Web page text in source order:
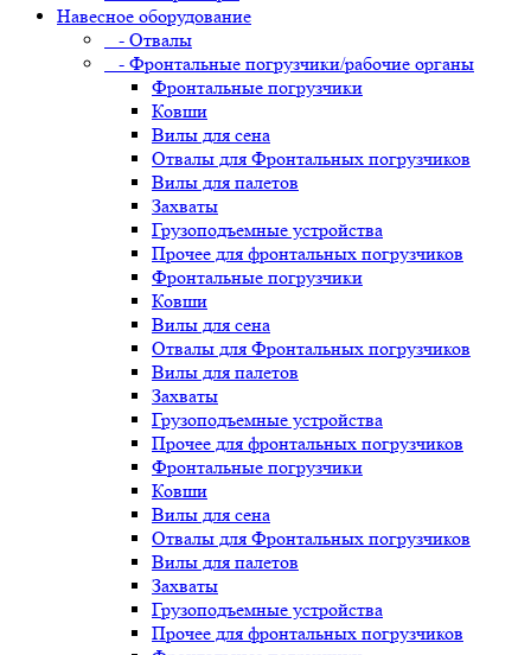
Навесное оборудование
- Отвалы
- Фронтальные погрузчики/рабочие органы
Фронтальные погрузчики
Ковши
Вилы для сена
Отвалы для Фронтальных погрузчиков
Вилы для палетов
Захваты
Грузоподъемные устройства
Прочее для фронтальных погрузчиков
Фронтальные погрузчики
Ковши
Вилы для сена
Отвалы для Фронтальных погрузчиков
Вилы для палетов
Захваты
Грузоподъемные устройства
Прочее для фронтальных погрузчиков
Фронтальные погрузчики
Ковши
Вилы для сена
Отвалы для Фронтальных погрузчиков
Вилы для палетов
Захваты
Грузоподъемные устройства
Прочее для фронтальных погрузчиков